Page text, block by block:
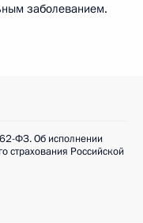
заболеванием.
ФЗ. Об исполнении
страхования Российской